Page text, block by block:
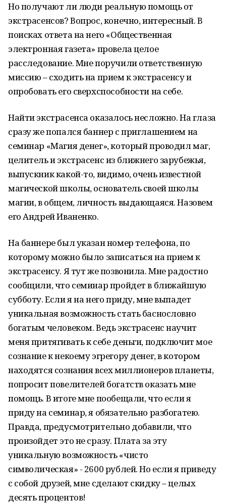
Но получают ли люди реальную помощь от
экстрасенсов? Вопрос, конечно, интересный. В
поисках ответа на него «Общественная
электронная газета» провела целое
расследование. Мне поручили ответственную
миссию – сходить на прием к экстрасенсу и
опробовать его сверхспособности на себе.
Найти экстрасенса оказалось несложно. На глаза
сразу же попался баннер с приглашением на
семинар «Магия денег», который проводил маг,
целитель и экстрасенс из ближнего зарубежья,
выпускник какой-то, видимо, очень известной
магической школы, основатель своей школы
магии, в общем, личность выдающаяся. Назовем
его Андрей Иваненко.
На баннере был указан номер телефона, по
которому можно было записаться на прием к
экстрасенсу. Я тут же позвонила. Мне радостно
сообщили, что семинар пройдет в ближайшую
субботу. Если я на него приду, мне выпадет
уникальная возможность стать баснословно
богатым человеком. Ведь экстрасенс научит
меня притягивать к себе деньги, подключит мое
сознание к некоему эгрегору денег, в котором
находятся сознания всех миллионеров планеты,
попросит повелителей богатств оказать мне
помощь. В итоге мне пообещали, что если я
приду на семинар, я обязательно разбогатею.
Правда, предусмотрительно добавили, что
произойдет это не сразу. Плата за эту
уникальную возможность «чисто
символическая» - 2600 рублей. Но если я приведу
с собой друзей, мне сделают скидку – целых
десять процентов!